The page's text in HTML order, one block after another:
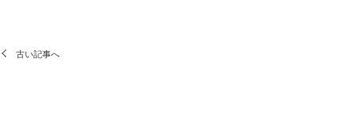
古い記事へ